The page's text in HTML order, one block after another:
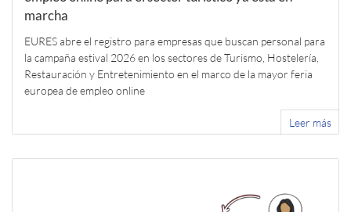
marcha
EURES abre el registro para empresas que buscan personal para
la campaña estival 2026 en los sectores de Turismo, Hostelería,
Restauración y Entretenimiento en el marco de la mayor feria
europea de empleo online
Leer más